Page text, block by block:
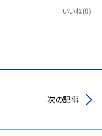
いいね(0)
次の記事